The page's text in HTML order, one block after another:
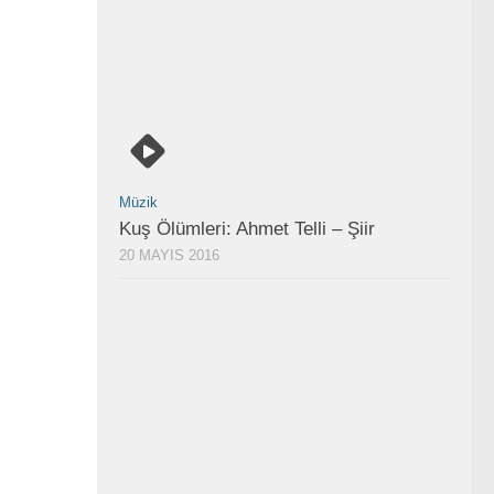
Müzik
Kuş Ölümleri: Ahmet Telli – Şiir
20 MAYIS 2016